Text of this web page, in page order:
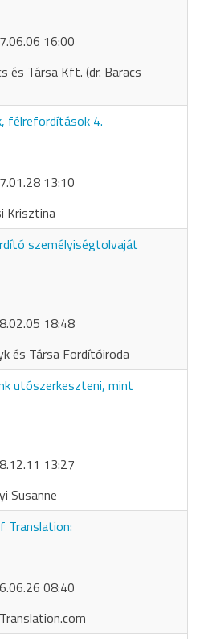
16:00
és Társa Kft. (dr. Baracs
félrefordítások 4.
13:10
Krisztina
személyiségtolvaját
18:48
és Társa Fordítóiroda
utószerkeszteni, mint
13:27
Susanne
Translation:
08:40